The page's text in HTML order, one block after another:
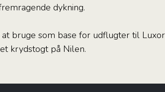
dykning.
bruge som base for udflugter til
krydstogt på Nilen.